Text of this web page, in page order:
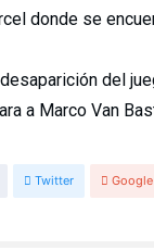
donde se
del
a Marco Van
Twitter